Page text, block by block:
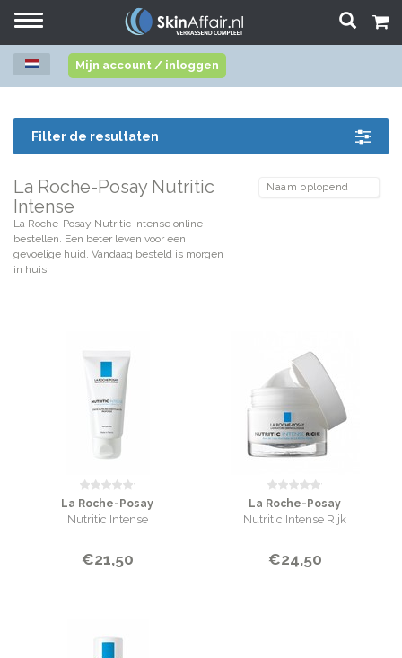
Toggle
Mijn account / inloggen
Filter de resultaten
La Roche-Posay Nutritic
Intense
La Roche-Posay Nutritic Intense online
bestellen. Een beter leven voor een
gevoelige huid. Vandaag besteld is morgen
in huis.
La Roche-Posay
Nutritic Intense
€21,50
La Roche-Posay
Nutritic Intense Rijk
€24,50